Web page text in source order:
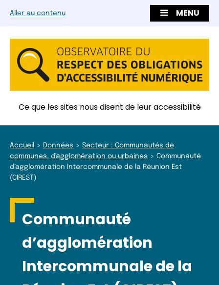
Aller au contenu MENU
Ce que les sites nous disent de leur accessibilité
Accueil Données
Secteur : Communautés de
communes, d'agglomération ou urbaines
Communauté
d’agglomération Intercommunale de la Réunion Est
(CIREST)
Communauté
d’agglomération
Intercommunale de la